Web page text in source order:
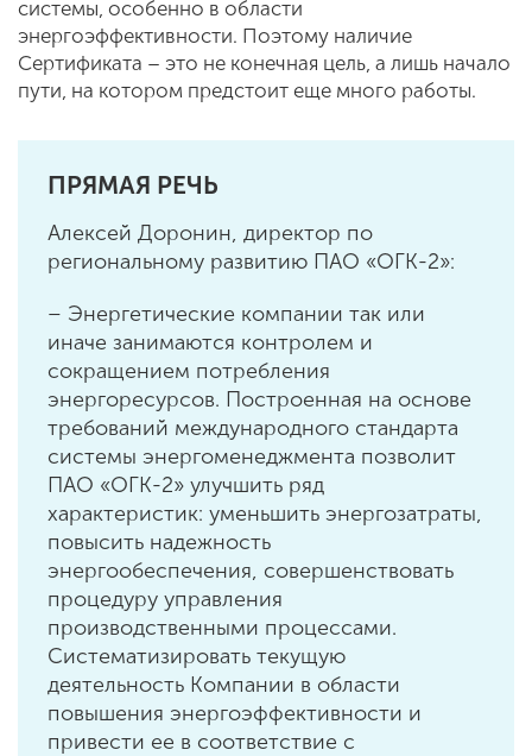
системы, особенно в области
энергоэффективности. Поэтому наличие
Сертификата – это не конечная цель, а лишь начало
пути, на котором предстоит еще много работы.
ПРЯМАЯ РЕЧЬ
Алексей Доронин, директор по
региональному развитию ПАО «ОГК-2»:
– Энергетические компании так или
иначе занимаются контролем и
сокращением потребления
энергоресурсов. Построенная на основе
требований международного стандарта
системы энергоменеджмента позволит
ПАО «ОГК-2» улучшить ряд
характеристик: уменьшить энергозатраты,
повысить надежность
энергообеспечения, совершенствовать
процедуру управления
производственными процессами.
Систематизировать текущую
деятельность Компании в области
повышения энергоэффективности и
привести ее в соответствие с